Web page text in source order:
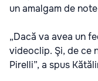
un amalgam de
„Dacă va avea un
videoclip. Şi, de ce
Pirelli”, a spus